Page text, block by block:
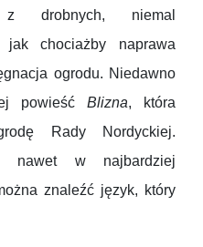
drobnych, niemal
jak chociażby naprawa
ogrodu. Niedawno
powieśćBlizna, która
Rady Nordyckiej.
nawet w najbardziej
znaleźć język, który